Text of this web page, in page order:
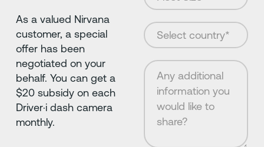
As a valued Nirvana
customer, a special
offer has been
negotiated on your
behalf. You can get a
$20 subsidy on each
Driver·i dash camera
monthly.